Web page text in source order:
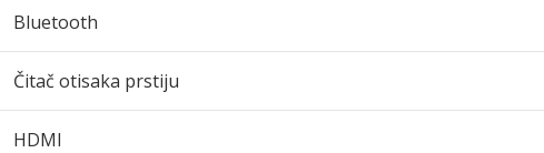
Bluetooth
Čitač otisaka prstiju
HDMI